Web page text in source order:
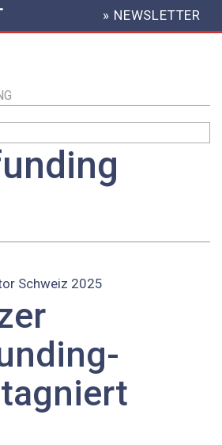
HEADER
MENU
» NEWSLETTER
Schweiz 2025